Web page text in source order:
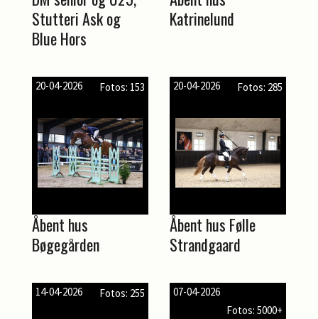
Stutteri Ask og
Blue Hors
Katrinelund
20-04-2026 Fotos: 153
Åbent hus
Bøgegården
20-04-2026 Fotos: 285
Åbent hus Følle
Strandgaard
14-04-2026 Fotos: 255
07-04-2026
Fotos: 5000+